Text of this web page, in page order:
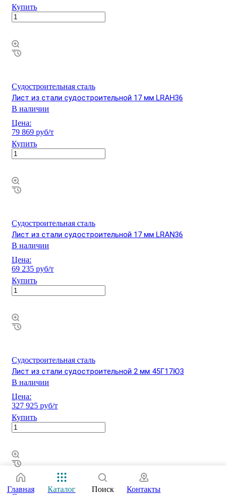
Купить
Судостроительная сталь
Лист из стали судостроительной 17 мм LRAH36
В наличии
Цена:
79 869 руб/т
Купить
Судостроительная сталь
Лист из стали судостроительной 17 мм LRAN36
В наличии
Цена:
69 235 руб/т
Купить
Судостроительная сталь
Лист из стали судостроительной 2 мм 45Г17Ю3
В наличии
Цена:
327 925 руб/т
Купить
Главная Каталог Поиск Контакты